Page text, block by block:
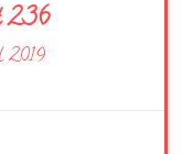
236
2019